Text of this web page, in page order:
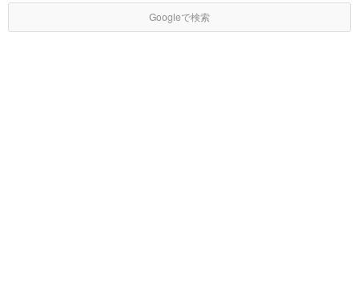
Googleで検索